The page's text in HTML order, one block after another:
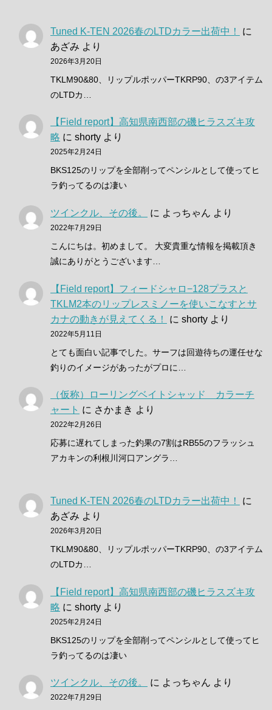
Tuned K-TEN 2026春のLTDカラー出荷中！
に
あざみ より
2026年3月20日
TKLM90&80、リップルポッパーTKRP90、の3アイテム
のLTDカ…
【Field report】高知県南西部の磯ヒラスズキ攻
略 に shorty より
2025年2月24日
BKS125のリップを全部削ってペンシルとして使ってヒ
ラ釣ってるのは凄い
ツインクル、その後。 に よっちゃん より
2022年7月29日
こんにちは。初めまして。 大変貴重な情報を掲載頂き
誠にありがとうございます…
【Field report】フィードシャロ−128プラスと
TKLM2本のリップレスミノーを使いこなすとサ
カナの動きが見えてくる！
に shorty より
2022年5月11日
とても面白い記事でした。サーフは回遊待ちの運任せな
釣りのイメージがあったがプロに…
（仮称）ローリングベイトシャッド カラーチ
ャート に さかまき より
2022年2月26日
応募に遅れてしまった釣果の7割はRB55のフラッシュ
アカキンの利根川河口アングラ…
Tuned K-TEN 2026春のLTDカラー出荷中！
に
あざみ より
2026年3月20日
TKLM90&80、リップルポッパーTKRP90、の3アイテム
のLTDカ…
【Field report】高知県南西部の磯ヒラスズキ攻
略 に shorty より
2025年2月24日
BKS125のリップを全部削ってペンシルとして使ってヒ
ラ釣ってるのは凄い
ツインクル、その後。 に よっちゃん より
2022年7月29日